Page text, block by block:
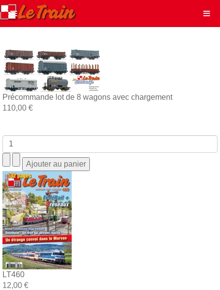
Précommande lot de 8 wagons avec chargement
110,00 €
LT460
12,00 €